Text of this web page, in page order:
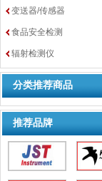
变送器/传感器
食品安全检测
辐射检测仪
分类推荐商品
推荐品牌